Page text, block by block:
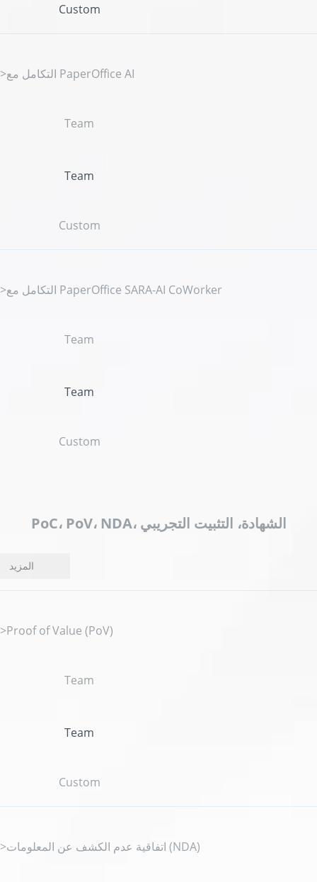
Custom
">التكامل مع PaperOffice AI
Team
Team
Custom
">التكامل مع PaperOffice SARA-AI CoWorker
Team
Team
Custom
PoC، PoV، NDA، الشهادة، التثبيت التجريبي
المزيد
of Value (PoV)
Team
Team
Custom
">اتفاقية عدم الكشف عن المعلومات (NDA)